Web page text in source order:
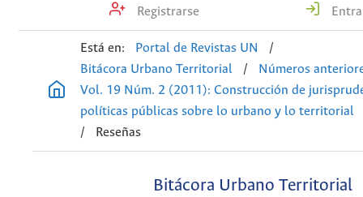
Registrarse
Está en: Portal de Revistas UN
/
Bitácora Urbano Territorial
/
Números
Vol. 19 Núm. 2 (2011): Construcción de
políticas públicas sobre lo urbano y lo territorial
/
Reseñas
Bitácora Urbano Territorial